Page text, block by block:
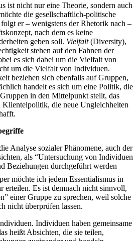
ist nicht nur eine Theorie, sondern auch
die gesellschaftlich-politische
er – wenigstens der Rhetorik nach –
nach dem es keine
geben soll. Vielfalt(Diversity),
stehen auf den Fahnen der
es sich dabei um die Vielfalt von
um die Vielfalt von Individuen.
beziehen sich ebenfalls auf Gruppen,
handelt es sich um eine Politik, die
in den Mittelpunkt stellt, das
die neue Ungleichheiten
Analyse sozialer Phänomene, auch der
als “Untersuchung von Individuen
Beziehungen durchgeführt werden
möchte ich jedem Essentialismus in
erteilen. Es ist demnach nicht sinnvoll,
einer Gruppe zu sprechen, weil solche
nicht überprüfen lassen.
Individuen haben gemeinsame
heißt Absichten, die sie teilen,